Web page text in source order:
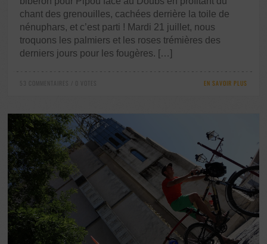
chant des grenouilles, cachées derrière la toile de
nénuphars, et c’est parti ! Mardi 21 juillet, nous
troquons les palmiers et les roses trémières des
derniers jours pour les fougères. […]
53 COMMENTAIRES / 0 VOTES EN SAVOIR PLUS